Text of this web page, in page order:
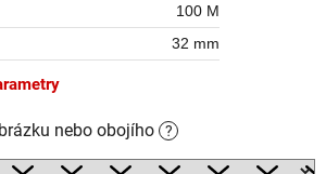
100 M
32 mm
nebo obojího ?